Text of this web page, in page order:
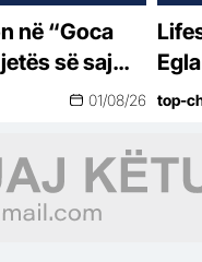
së saj
nuk është aq
01/08/26
Lifestyle “Do
top-